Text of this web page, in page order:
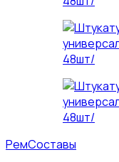
РемСоставы